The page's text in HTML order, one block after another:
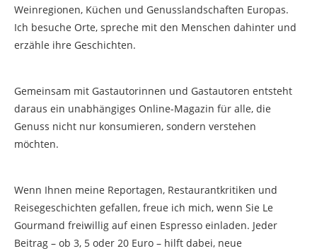
Weinregionen, Küchen und Genusslandschaften Europas.
Ich besuche Orte, spreche mit den Menschen dahinter und
erzähle ihre Geschichten.
Gemeinsam mit Gastautorinnen und Gastautoren entsteht
daraus ein unabhängiges Online-Magazin für alle, die
Genuss nicht nur konsumieren, sondern verstehen
möchten.
Wenn Ihnen meine Reportagen, Restaurantkritiken und
Reisegeschichten gefallen, freue ich mich, wenn Sie Le
Gourmand freiwillig auf einen Espresso einladen. Jeder
Beitrag – ob 3, 5 oder 20 Euro – hilft dabei, neue